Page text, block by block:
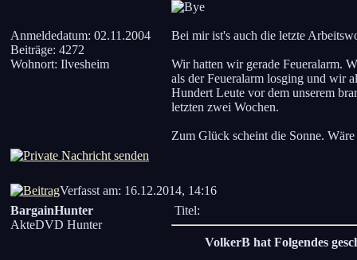
Anmeldedatum: 02.11.2004
Beiträge: 4272
Wohnort: Ilvesheim
Bei mir ist's auch die letzte
Wir hatten wir gerade Feueralarm.
als der Feueralarm losging und wir
Hundert Leute vor dem unserem
letzten zwei Wochen.
Zum Glück scheint die Sonne.
Verfasst am: 16.12.2014, 14:16
BargainHunter
AkteDVD Hunter
Titel:
VolkerB hat Folgendes